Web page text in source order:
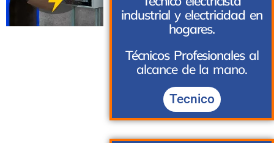
industrial y electricidad en
hogares.
Técnicos Profesionalesal
alcance de la mano.
Tecnico